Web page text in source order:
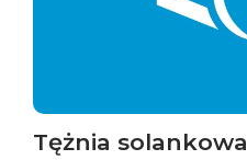
Tężnia